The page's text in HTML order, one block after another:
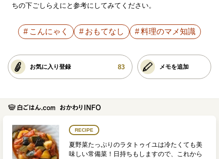
ちの下ごしらえにと参考にしてみてください。
こんにゃく おもてなし 料理のマメ知識
お気に入り登録 83 メモを追加
RECIPE
夏野菜たっぷりのラタトゥイユは冷たくても美
味しい常備菜！日持ちもしますので、これから